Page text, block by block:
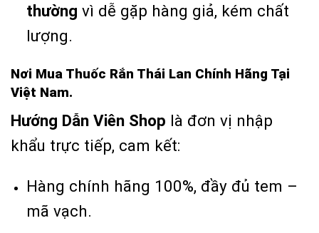
thường vì dễ gặp hàng giả, kém chất
lượng.
Nơi Mua Thuốc Rắn Thái Lan Chính Hãng Tại
Việt Nam.
Hướng Dẫn Viên Shop là đơn vị nhập
khẩu trực tiếp, cam kết:
Hàng chính hãng 100%, đầy đủ tem –
mã vạch.